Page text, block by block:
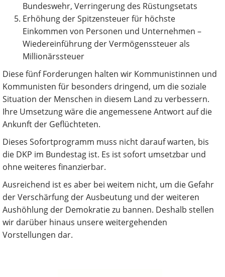
Bundeswehr, Verringerung des Rüstungsetats
Erhöhung der Spitzensteuer für höchste
Einkommen von Personen und Unter­nehmen –
Wiedereinführung der Vermögenssteuer als
Millionärssteuer
Diese fünf Forderungen halten wir Kommunistinnen und
Kommunisten für besonders dringend, um die soziale
Situation der Menschen in diesem Land zu verbessern.
Ihre Umsetzung wäre die angemessene Antwort auf die
Ankunft der Geflüchteten.
Dieses Sofortprogramm muss nicht darauf warten, bis
die DKP im Bundestag ist. Es ist sofort umsetzbar und
ohne weiteres finanzierbar.
Ausreichend ist es aber bei weitem nicht, um die Gefahr
der Verschärfung der Ausbeutung und der weiteren
Aushöhlung der Demokratie zu bannen. Deshalb stellen
wir darüber hinaus unsere weitergehenden
Vorstellungen dar.